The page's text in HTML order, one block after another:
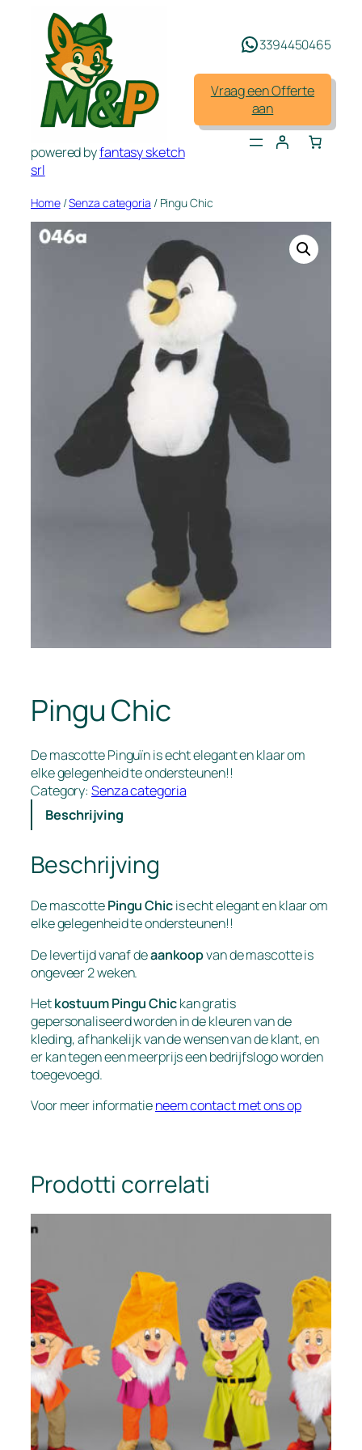
powered byfantasy sketch
srl
3394450465
Vraag een Offerte
aan
Home/Senza categoria / Pingu Chic
Pingu Chic
De mascotte Pinguïn is echt elegant en klaar om
elke gelegenheid te ondersteunen!!
Category:Senza categoria
Beschrijving
Beschrijving
De mascottePingu Chicis echt elegant en klaar om
elke gelegenheid te ondersteunen!!
De levertijd vanaf deaankoopvan de mascotte is
ongeveer 2 weken.
Hetkostuum Pingu Chickan gratis
gepersonaliseerd worden in de kleuren van de
kleding, afhankelijk van de wensen van de klant, en
er kan tegen een meerprijs een bedrijfslogo worden
toegevoegd.
Voor meer informatieneem contact met ons op
Prodotti correlati